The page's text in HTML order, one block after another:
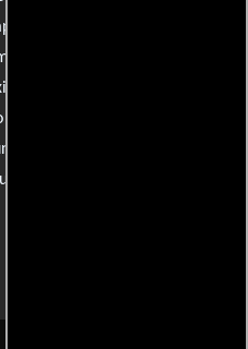
La narrativa,
un episodio de serie de los
sobre temas de
huella en el espectador.
obra que invita a la
relato inquietante que